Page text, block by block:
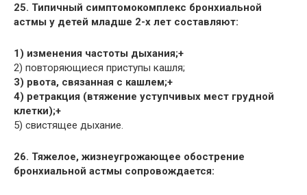
25. Типичный симптомокомплекс бронхиальной
астмы у детей младше 2-х лет составляют:
1) изменения частоты дыхания;+
2) повторяющиеся приступы кашля;
3) рвота, связанная с кашлем;+
4) ретракция (втяжение уступчивых мест грудной
клетки);+
5) свистящее дыхание.
26. Тяжелое, жизнеугрожающее обострение
бронхиальной астмы сопровождается: